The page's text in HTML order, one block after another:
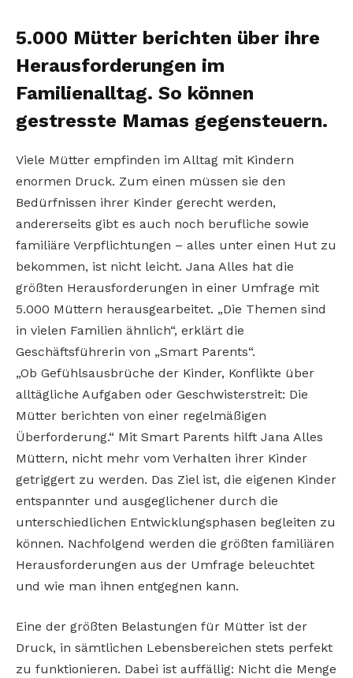
5.000 Mütter berichten über ihre
Herausforderungen im
Familienalltag. So können
gestresste Mamas gegensteuern.
Viele Mütter empfinden im Alltag mit Kindern
enormen Druck. Zum einen müssen sie den
Bedürfnissen ihrer Kinder gerecht werden,
andererseits gibt es auch noch berufliche sowie
familiäre Verpflichtungen – alles unter einen Hut zu
bekommen, ist nicht leicht. Jana Alles hat die
größten Herausforderungen in einer Umfrage mit
5.000 Müttern herausgearbeitet. „Die Themen sind
in vielen Familien ähnlich“, erklärt die
Geschäftsführerin von „Smart Parents“.
„Ob Gefühlsausbrüche der Kinder, Konflikte über
alltägliche Aufgaben oder Geschwisterstreit: Die
Mütter berichten von einer regelmäßigen
Überforderung.“ Mit Smart Parents hilft Jana Alles
Müttern, nicht mehr vom Verhalten ihrer Kinder
getriggert zu werden. Das Ziel ist, die eigenen Kinder
entspannter und ausgeglichener durch die
unterschiedlichen Entwicklungsphasen begleiten zu
können. Nachfolgend werden die größten familiären
Herausforderungen aus der Umfrage beleuchtet
und wie man ihnen entgegnen kann.
Eine der größten Belastungen für Mütter ist der
Druck, in sämtlichen Lebensbereichen stets perfekt
zu funktionieren. Dabei ist auffällig: Nicht die Menge